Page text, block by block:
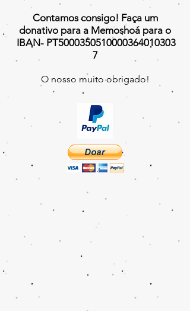
Contamos consigo! Faça um
donativo para a Memoshoá para o
IBAN- PT5000350510000364010303
7
O nosso muito obrigado!